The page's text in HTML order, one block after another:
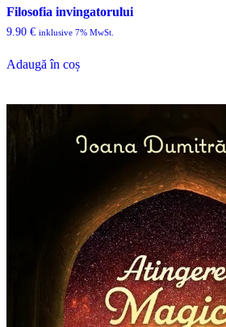
Filosofia invingatorului
9.90 € inklusive 7% MwSt.
Adaugă în coș